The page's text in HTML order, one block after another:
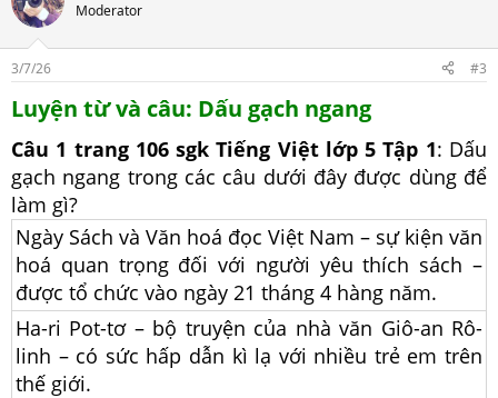
Moderator
3/7/26 #3
Luyện từ và câu: Dấu gạch ngang
Câu 1 trang 106 sgk Tiếng Việt lớp 5 Tập 1: Dấu
gạch ngang trong các câu dưới đây được dùng để
làm gì?
Ngày Sách và Văn hoá đọc Việt Nam – sự kiện văn
hoá quan trọng đối với người yêu thích sách –
được tổ chức vào ngày 21 tháng 4 hàng năm.
Ha-ri Pot-tơ – bộ truyện của nhà văn Giô-an Rô-
linh – có sức hấp dẫn kì lạ với nhiều trẻ em trên
thế giới.